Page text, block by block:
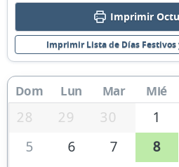
Imprimir
Imprimir Lista de Días
Dom Lun Mar Mié
28 29 30 1
5
6 7 8